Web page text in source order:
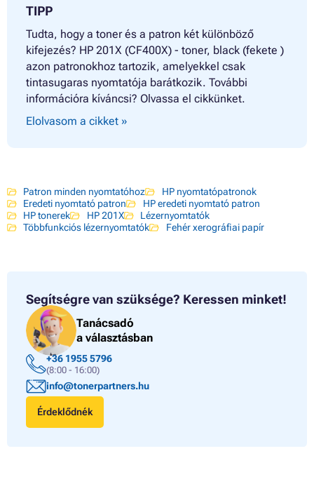
TIPP
Tudta, hogy a toner és a patron két különböző
kifejezés? HP 201X (CF400X) - toner, black (fekete )
azon patronokhoz tartozik, amelyekkel csak
tintasugaras nyomtatója barátkozik. További
információra kíváncsi? Olvassa el cikkünket.
Elolvasom a cikket »
Patron minden nyomtatóhoz
HP nyomtatópatronok
Eredeti nyomtató patron
HP eredeti nyomtató patron
HP tonerek
HP 201X
Lézernyomtatók
Többfunkciós lézernyomtatók
Fehér xerográfiai papír
Segítségre van szüksége? Keressen minket!
Tanácsadó
a választásban
+36 1955 5796
(8:00 - 16:00)
info@tonerpartners.hu
Érdeklődnék